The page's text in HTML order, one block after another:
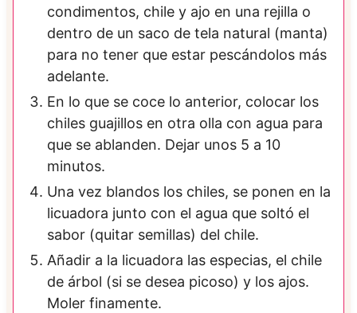
condimentos, chile y ajo en una rejilla o
dentro de un saco de tela natural (manta)
para no tener que estar pescándolos más
adelante.
En lo que se coce lo anterior, colocar los
chiles guajillos en otra olla con agua para
que se ablanden. Dejar unos 5 a 10
minutos.
Una vez blandos los chiles, se ponen en la
licuadora junto con el agua que soltó el
sabor (quitar semillas) del chile.
Añadir a la licuadora las especias, el chile
de árbol (si se desea picoso) y los ajos.
Moler finamente.